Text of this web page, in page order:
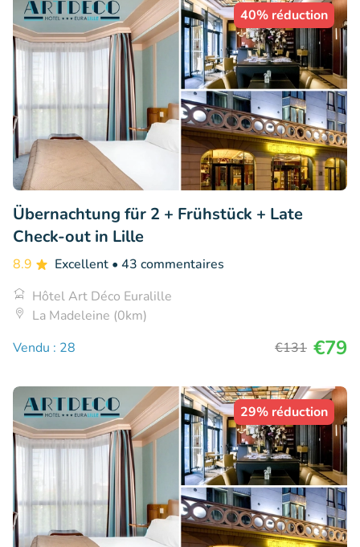
40% réduction
Übernachtung für 2 + Frühstück + Late
Check-out in Lille
8.9 Excellent • 43 commentaires
Hôtel Art Déco Euralille
La Madeleine (0km)
Vendu : 28
€131 €79
29% réduction